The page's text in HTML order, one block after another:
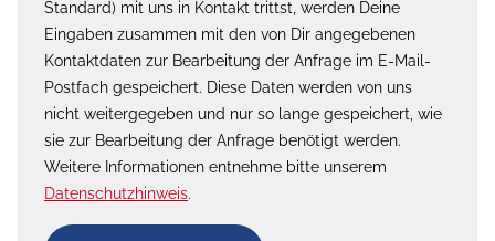
Standard) mit uns in Kontakt trittst, werden Deine
Eingaben zusammen mit den von Dir angegebenen
Kontaktdaten zur Bearbeitung der Anfrage im E-Mail-
Postfach gespeichert. Diese Daten werden von uns
nicht weitergegeben und nur so lange gespeichert, wie
sie zur Bearbeitung der Anfrage benötigt werden.
Weitere Informationen entnehme bitte unserem
Datenschutzhinweis.